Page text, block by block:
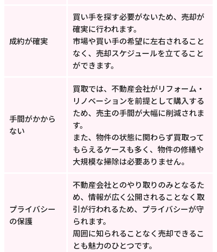
成約が確実
買い手を探す必要がないため、売却が
確実に行われます。
市場や買い手の希望に左右されること
なく、売却スケジュールを立てること
ができます。
手間がかから
ない
買取では、不動産会社がリフォーム・
リノベーションを前提として購入する
ため、売主の手間が大幅に削減されま
す。
また、物件の状態に関わらず買取って
もらえるケースも多く、物件の修繕や
大規模な掃除は必要ありません。
プライバシー
の保護
不動産会社とのやり取りのみとなるた
め、情報が広く公開されることなく取
引が行われるため、プライバシーが守
られます。
周囲に知られることなく売却できるこ
とも魅力のひとつです。